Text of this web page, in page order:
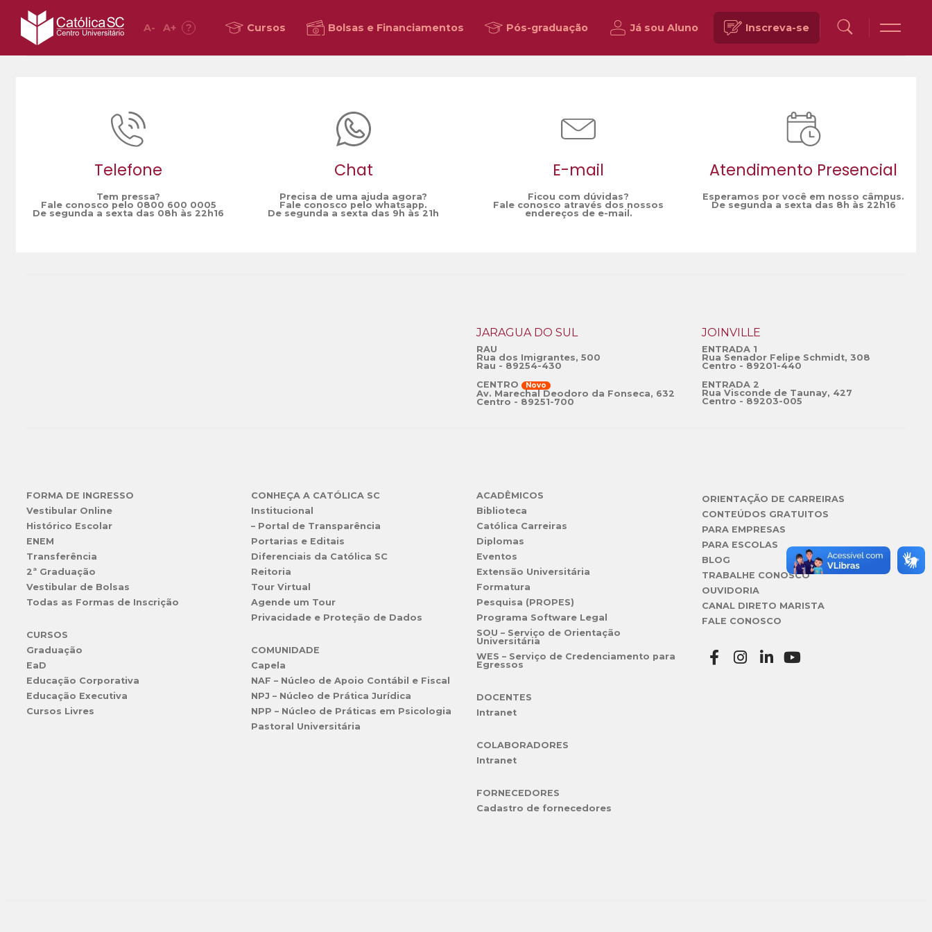
A- A+ ? Cursos Bolsas e Financiamentos Pós-graduação Já sou Aluno Inscreva-se
Home viagem
Telefone
Tem pressa?
Fale conosco pelo 0800 600 0005
De segunda a sexta das 08h às 22h16
Chat
Precisa de uma ajuda agora?
Fale conosco pelo whatsapp.
De segunda a sexta das 9h às 21h
E-mail
Ficou com dúvidas?
Fale conosco através dos nossos
endereços de e-mail.
Atendimento Presencial
Esperamos por você em nosso câmpus.
De segunda a sexta das 8h às 22h16
JARAGUÁ DO SUL
RAU
Rua dos Imigrantes, 500
Rau - 89254-430
CENTRO
Novo
Av. Marechal Deodoro da Fonseca, 632
Centro - 89251-700
JOINVILLE
ENTRADA 1
Rua Senador Felipe Schmidt, 308
Centro - 89201-440
ENTRADA 2
Rua Visconde de Taunay, 427
Centro - 89203-005
FORMA DE INGRESSO
Vestibular Online
Histórico Escolar
ENEM
Transferência
2ª Graduação
Vestibular de Bolsas
Todas as Formas de Inscrição
CURSOS
Graduação
EaD
Educação Corporativa
Educação Executiva
Cursos Livres
CONHEÇA A CATÓLICA SC
Institucional
– Portal de Transparência
Portarias e Editais
Diferenciais da Católica SC
Reitoria
Tour Virtual
Agende um Tour
Privacidade e Proteção de Dados
COMUNIDADE
Capela
NAF – Núcleo de Apoio Contábil e Fiscal
NPJ – Núcleo de Prática Jurídica
NPP – Núcleo de Práticas em Psicologia
Pastoral Universitária
ACADÊMICOS
Biblioteca
Católica Carreiras
Diplomas
Eventos
Extensão Universitária
Formatura
Pesquisa (PROPES)
Programa Software Legal
SOU – Serviço de Orientação
Universitária
WES – Serviço de Credenciamento para
Egressos
DOCENTES
Intranet
COLABORADORES
Intranet
FORNECEDORES
Cadastro de fornecedores
ORIENTAÇÃO DE CARREIRAS
CONTEÚDOS GRATUITOS
PARA EMPRESAS
PARA ESCOLAS
BLOG
TRABALHE CONOSCO
OUVIDORIA
CANAL DIRETO MARISTA
FALE CONOSCO